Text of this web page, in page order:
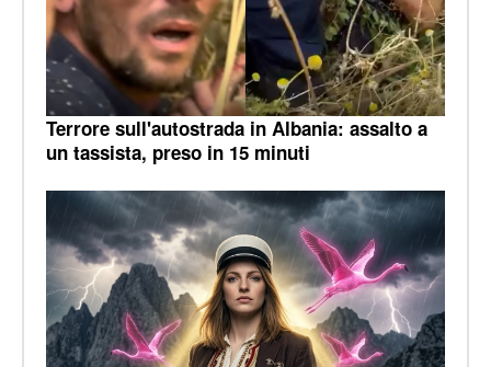
Terrore sull'autostrada in Albania: assalto a
un tassista, preso in 15 minuti